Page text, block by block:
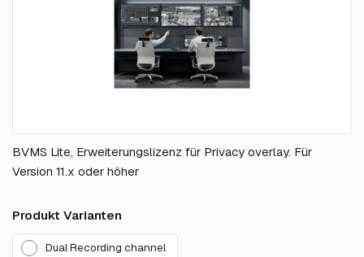
BVMS Lite, Erweiterungslizenz für Privacy overlay. Für
Version 11.x oder höher
Produkt Varianten
Dual Recording channel